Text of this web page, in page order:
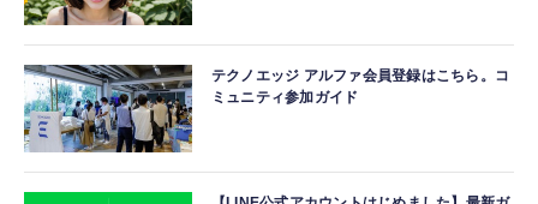
テクノエッジ アルファ会員登録はこちら。コ
ミュニティ参加ガイド